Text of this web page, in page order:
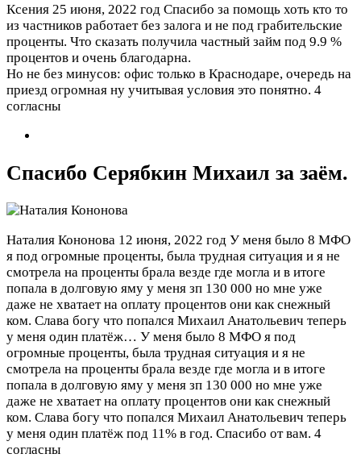
Ксения 25 июня, 2022 год Спасибо за помощь хоть кто то
из частников работает без залога и не под грабительские
проценты. Что сказать получила частный займ под 9.9 %
процентов и очень благодарна.
Но не без минусов: офис только в Краснодаре, очередь на
приезд огромная ну учитывая условия это понятно. 4
согласны
Спасибо Серябкин Михаил за заём.
Наталия Кононова 12 июня, 2022 год У меня было 8 МФО
я под огромные проценты, была трудная ситуация и я не
смотрела на проценты брала везде где могла и в итоге
попала в долговую яму у меня зп 130 000 но мне уже
даже не хватает на оплату процентов они как снежный
ком. Слава богу что попался Михаил Анатольевич теперь
у меня один платёж… У меня было 8 МФО я под
огромные проценты, была трудная ситуация и я не
смотрела на проценты брала везде где могла и в итоге
попала в долговую яму у меня зп 130 000 но мне уже
даже не хватает на оплату процентов они как снежный
ком. Слава богу что попался Михаил Анатольевич теперь
у меня один платёж под 11% в год. Спасибо от вам. 4
согласны